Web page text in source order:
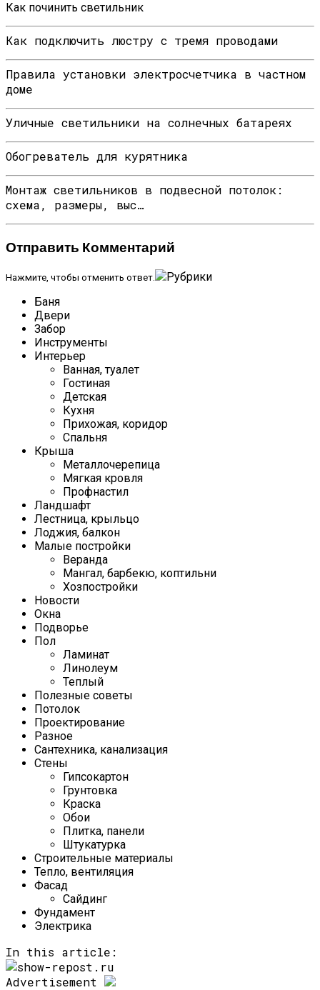
Как починить светильник
Как подключить люстру с тремя проводами
Правила установки электросчетчика в частном
доме
Уличные светильники на солнечных батареях
Обогреватель для курятника
Монтаж светильников в подвесной потолок:
схема, размеры, выс…
Отправить Комментарий
Нажмите, чтобы отменить ответ.
Рубрики
Баня
Двери
Забор
Инструменты
Интерьер
Ванная, туалет
Гостиная
Детская
Кухня
Прихожая, коридор
Спальня
Крыша
Металлочерепица
Мягкая кровля
Профнастил
Ландшафт
Лестница, крыльцо
Лоджия, балкон
Малые постройки
Веранда
Мангал, барбекю, коптильни
Хозпостройки
Новости
Окна
Подворье
Пол
Ламинат
Линолеум
Теплый
Полезные советы
Потолок
Проектирование
Разное
Сантехника, канализация
Стены
Гипсокартон
Грунтовка
Краска
Обои
Плитка, панели
Штукатурка
Строительные материалы
Тепло, вентиляция
Фасад
Сайдинг
Фундамент
Электрика
In this article:
Advertisement